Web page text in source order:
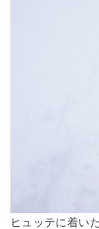
ヒュッテに着い